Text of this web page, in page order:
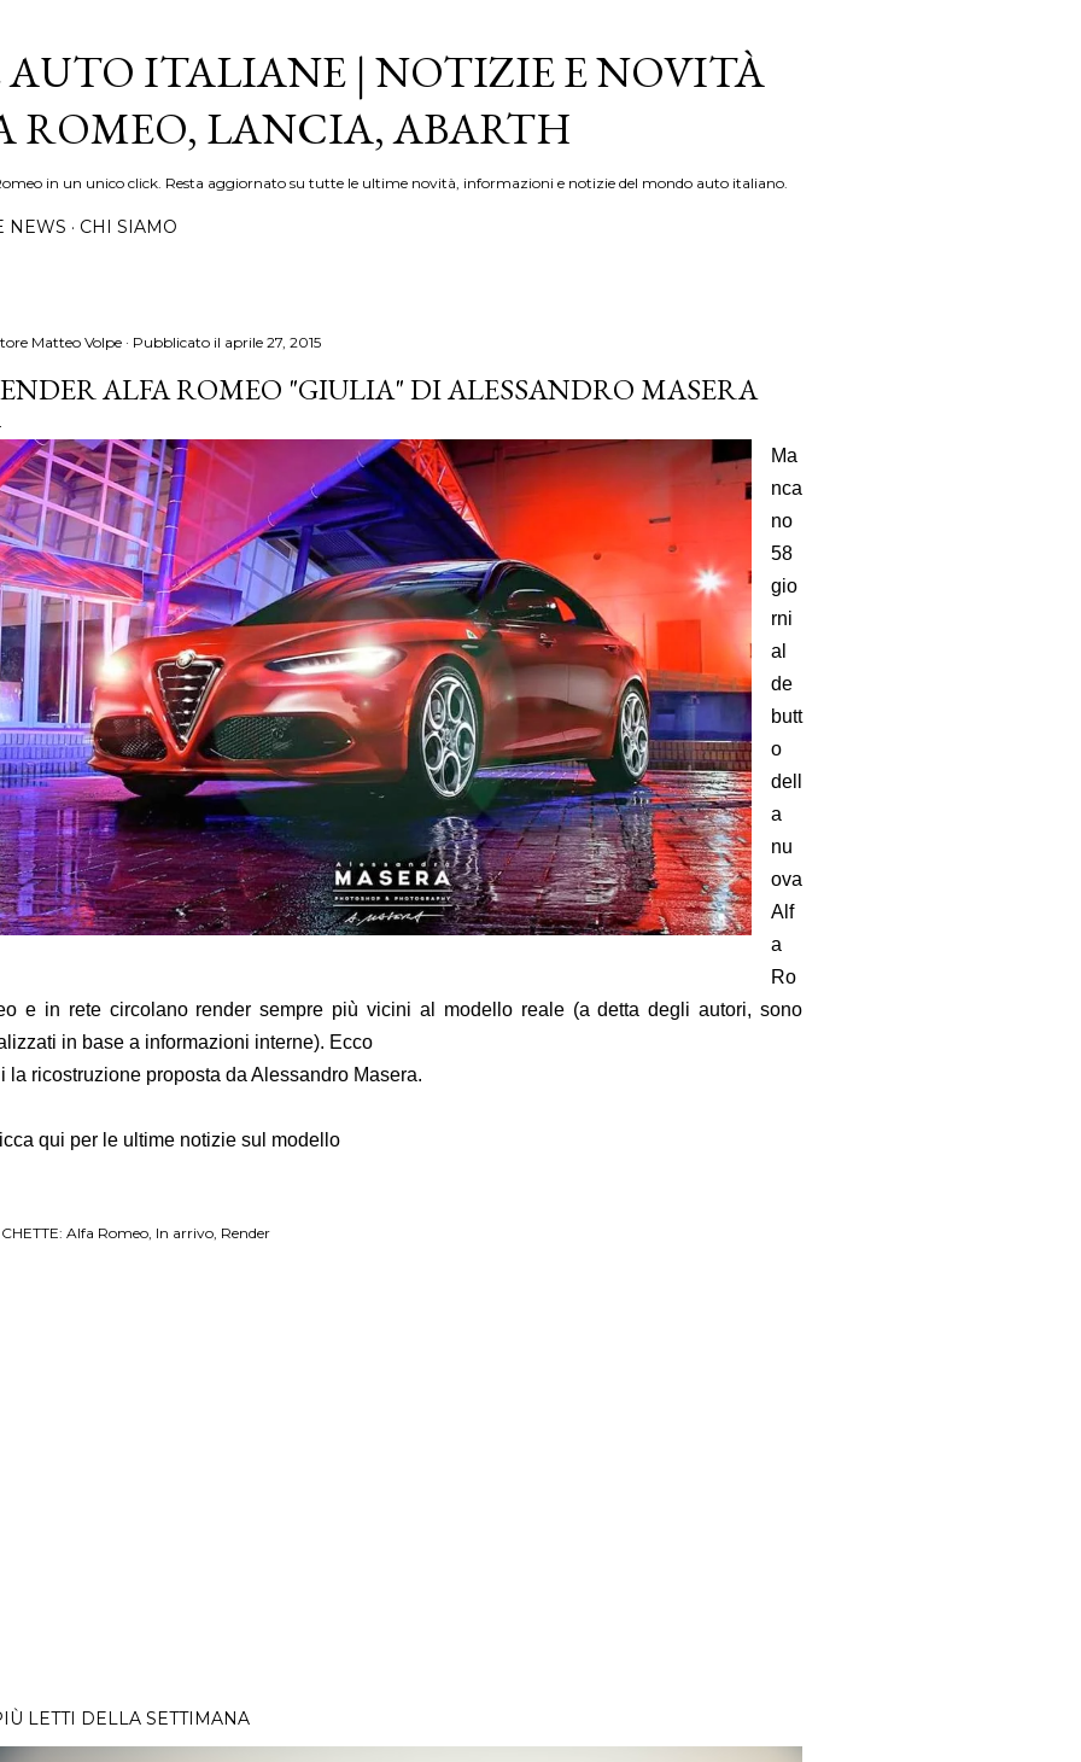
AUTO ITALIANE | NOTIZIE E NOVITÀ
ROMEO, LANCIA, ABARTH
in un unico click. Resta aggiornato su tutte le ultime novità, informazioni e notizie del mondo auto italiano.
NEWS CHI SIAMO
Matteo Volpe Pubblicato il aprile 27, 2015
ALFA ROMEO "GIULIA" DI ALESSANDRO MASERA
Ma
nca
no
58
gio
rni
al
de
butt
o
dell
a
nu
ova
Alf
a
Ro
e in rete circolano render sempre più vicini al modello reale (a detta degli autori, sono
in base a informazioni interne). Ecco
la ricostruzione proposta da Alessandro Masera.
qui per le ultime notizie sul modello
Alfa Romeo In arrivo Render
LETTI DELLA SETTIMANA